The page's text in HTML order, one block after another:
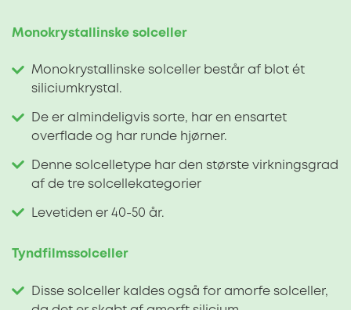
Monokrystallinske solceller
Monokrystallinske solceller består af blot ét
siliciumkrystal.
De er almindeligvis sorte, har en ensartet
overflade og har runde hjørner.
Denne solcelletype har den største virkningsgrad
af de tre solcellekategorier
Levetiden er 40-50 år.
Tyndfilmssolceller
Disse solceller kaldes også for amorfe solceller,